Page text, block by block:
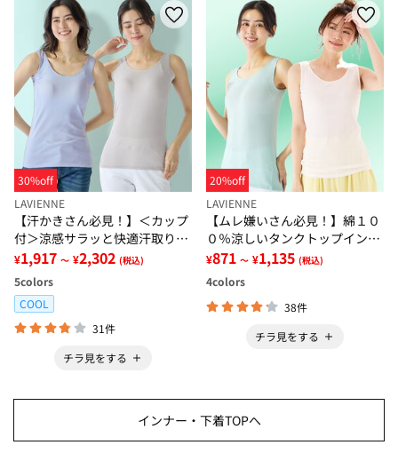
30%off
LAVIENNE
【汗かきさん必見！】＜カップ
付＞涼感サラッと快適汗取りタ
ンクトップインナー＜さらりラ
ボ＞
¥1,917 ～ ¥2,302 (税込)
5colors
COOL
31件
チラ見をする
20%off
LAVIENNE
【ムレ嫌いさん必見！】綿１０
０％涼しいタンクトップインナ
ー＜さらりラボ＞
¥871 ～ ¥1,135 (税込)
4colors
38件
チラ見をする
インナー・下着TOPへ